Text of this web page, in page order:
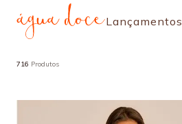
Lançamentos
716 Produtos